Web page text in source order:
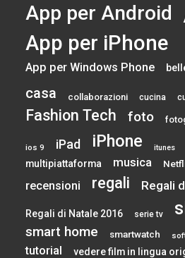
App per Android
App per iPhone
App per Windows Phone
casa collaborazioni cucina
Fashion Tech foto
ios 9 iPad iPhone itunes
multipiattaforma musica
recensioni regali Regali
Regali di Natale 2016 serie tv
smart home smartwatch
tutorial vedere film in lingua